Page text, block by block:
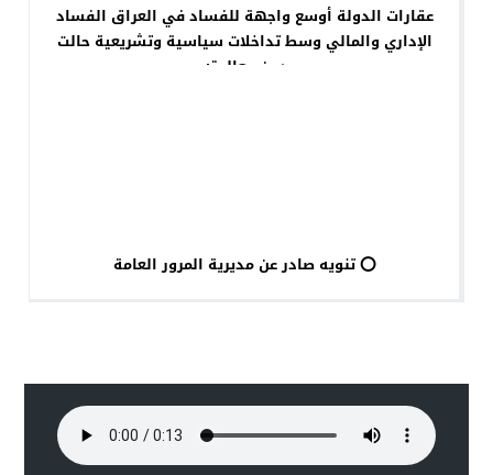
عقارات الدولة أوسع واجهة للفساد في العراق‎ الفساد
الإداري والمالي وسط تداخلات سياسية وتشريعية حالت
دون معالجته
⭕ تنويه صادر عن مديرية المرور العامة